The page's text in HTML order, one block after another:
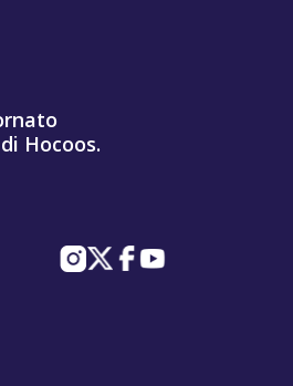
Hocoos.